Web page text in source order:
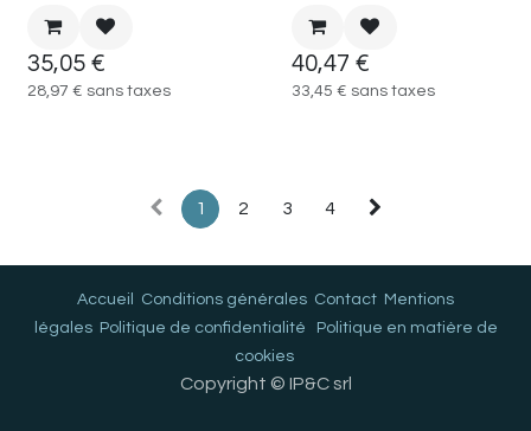
35,05 €
28,97 € sans taxes
40,47 €
33,45 € sans taxes
1 2 3 4
Accueil Conditions générales Contact Mentions
légales
Politique de confidentialité
Politique en matière de
cookies
Copyright © IP&C srl